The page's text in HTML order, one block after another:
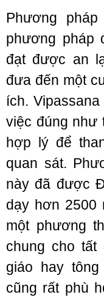
Phương
phương pháp
đạt được an
đưa đến một
ích.
việc đúng như
hợp lý để
quan sát.
này đã được
dạy hơn
một phương
chung cho tất
giáo hay
cũng rất phù